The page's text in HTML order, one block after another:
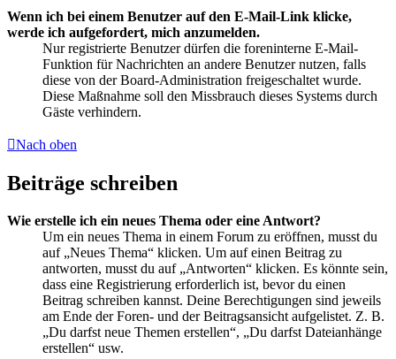
Wenn ich bei einem Benutzer auf den E-Mail-Link klicke,
werde ich aufgefordert, mich anzumelden.
Nur registrierte Benutzer dürfen die foreninterne E-Mail-
Funktion für Nachrichten an andere Benutzer nutzen, falls
diese von der Board-Administration freigeschaltet wurde.
Diese Maßnahme soll den Missbrauch dieses Systems durch
Gäste verhindern.
Nach oben
Beiträge schreiben
Wie erstelle ich ein neues Thema oder eine Antwort?
Um ein neues Thema in einem Forum zu eröffnen, musst du
auf „Neues Thema“ klicken. Um auf einen Beitrag zu
antworten, musst du auf „Antworten“ klicken. Es könnte sein,
dass eine Registrierung erforderlich ist, bevor du einen
Beitrag schreiben kannst. Deine Berechtigungen sind jeweils
am Ende der Foren- und der Beitragsansicht aufgelistet. Z. B.
„Du darfst neue Themen erstellen“, „Du darfst Dateianhänge
erstellen“ usw.